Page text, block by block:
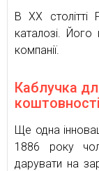
В XX столітті
каталозі.
компанії.
Каблучка
коштовності
Ще одна
1886 року
дарувати на